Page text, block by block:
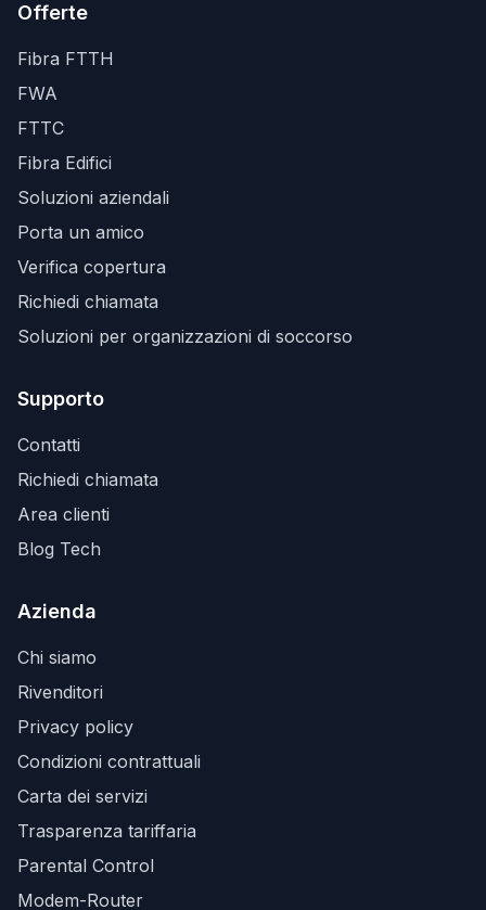
Offerte
Fibra FTTH
FWA
FTTC
Fibra Edifici
Soluzioni aziendali
Porta un amico
Verifica copertura
Richiedi chiamata
Soluzioni per organizzazioni di soccorso
Supporto
Contatti
Richiedi chiamata
Area clienti
Blog Tech
Azienda
Chi siamo
Rivenditori
Privacy policy
Condizioni contrattuali
Carta dei servizi
Trasparenza tariffaria
Parental Control
Modem-Router